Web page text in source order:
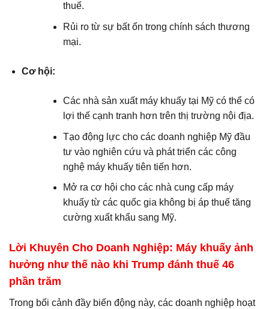
thuế.
Rủi ro từ sự bất ổn trong chính sách thương
mại.
Cơ hội:
Các nhà sản xuất máy khuấy tại Mỹ có thể có
lợi thế cạnh tranh hơn trên thị trường nội địa.
Tạo động lực cho các doanh nghiệp Mỹ đầu
tư vào nghiên cứu và phát triển các công
nghệ máy khuấy tiên tiến hơn.
Mở ra cơ hội cho các nhà cung cấp máy
khuấy từ các quốc gia không bị áp thuế tăng
cường xuất khẩu sang Mỹ.
Lời Khuyên Cho Doanh Nghiệp: Máy khuấy ảnh
hưởng như thế nào khi Trump đánh thuế 46
phần trăm
Trong bối cảnh đầy biến động này, các doanh nghiệp hoạt